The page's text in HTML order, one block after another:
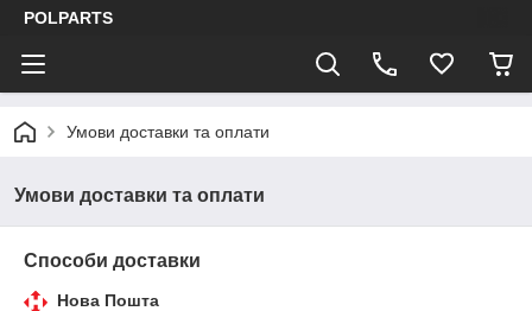
POLPARTS
Умови доставки та оплати
Умови доставки та оплати
Способи доставки
Нова Пошта